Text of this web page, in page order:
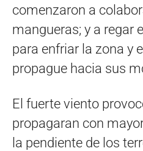
comenzaron a
mangueras; y a regar
para enfriar la zona y
propague hacia sus
El fuerte viento
propagaran con
la pendiente de los